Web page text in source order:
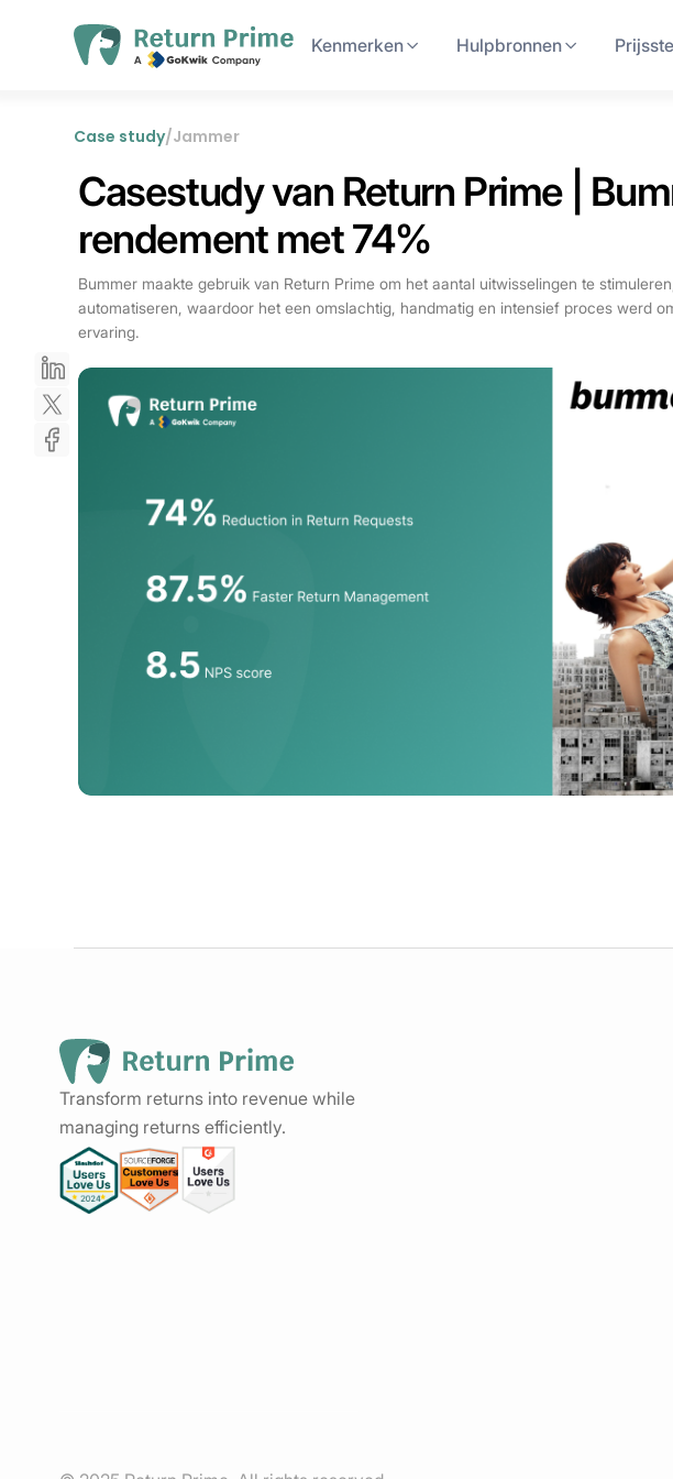
Kenmerken Hulpbronnen
Case study/Jammer
Casestudy van Return Prime |
rendement met 74%
Bummer maakte gebruik van Return Prime om het aantal uitwisselingen te
automatiseren, waardoor het een omslachtig, handmatig en intensief proces werd
ervaring.
Transform returns into revenue while
managing returns efficiently.